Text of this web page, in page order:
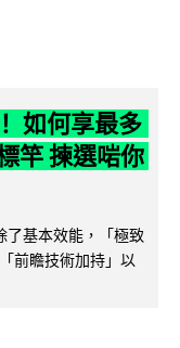
如何享最多
竿 揀選啱你
了基本效能，「極致
前瞻技術加持」以